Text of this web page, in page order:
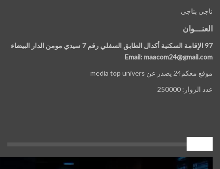
ناجي بناجي
العنـــوان
97 الإقامة السكنية أكدال الطابق السفلي رقم 7 سيدي مومن الدار البيضاء
Email: maacom24@gmail.com
موقع معكم24 يصدر عن media top univers
عدد الزوار: 250000